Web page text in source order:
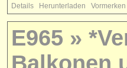
Details Herunterladen Vormerken
E965 »